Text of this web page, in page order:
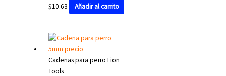
$10.63 Añadir al carrito
Cadenas para perro Lion
Tools